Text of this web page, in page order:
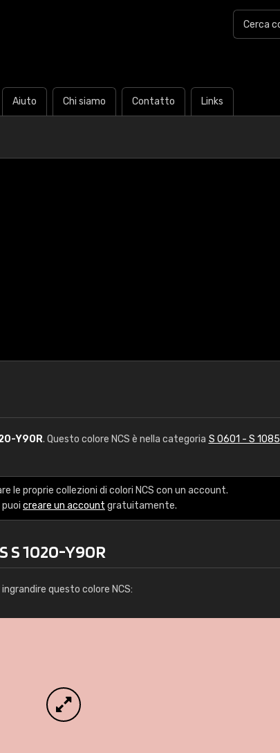
Aiuto Chi siamo Contatto Links
Y90R. Questo colore NCS è nella categoria S 0601 - S 1085
le proprie collezioni di colori NCS con un account.
creare un account gratuitamente.
S 1020-Y90R
questo colore NCS: